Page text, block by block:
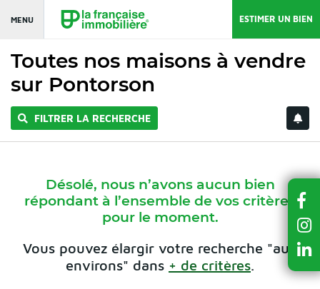
MENU ESTIMER UN BIEN
Toutes nos maisons à vendre
sur Pontorson
FILTRER LA RECHERCHE
Désolé, nous n’avons aucun bien
répondant à l’ensemble de vos critères
pour le moment.
Vous pouvez élargir votre recherche "aux
environs" dans + de critères.